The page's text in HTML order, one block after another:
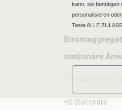
stationäre
HS Stationäre
kann, sie
personalisieren
Taste ALLE